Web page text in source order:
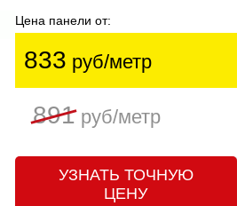
Цена панели от:
833 руб/метр
891руб/метр
УЗНАТЬ ТОЧНУЮ
ЦЕНУ